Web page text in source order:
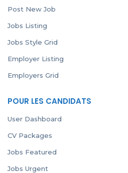
Post New Job
Jobs Listing
Jobs Style Grid
Employer Listing
Employers Grid
POUR LES CANDIDATS
User Dashboard
CV Packages
Jobs Featured
Jobs Urgent